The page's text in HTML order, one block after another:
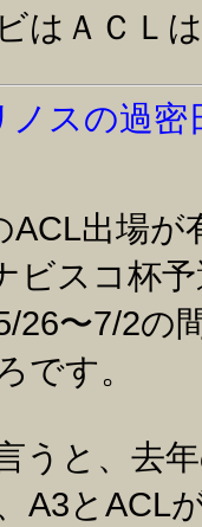
はＡＣＬ
ノスの過密
ACL出場が
ビスコ杯
26〜7/2の
です。
うと、去
A3とACL